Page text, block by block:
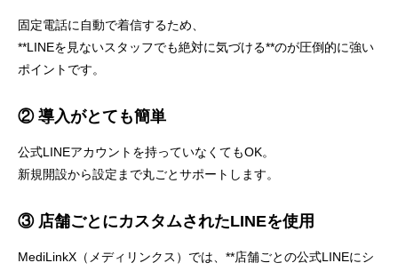
固定電話に自動で着信するため、
**LINEを見ないスタッフでも絶対に気づける**のが圧倒的に強い
ポイントです。
② 導入がとても簡単
公式LINEアカウントを持っていなくてもOK。
新規開設から設定まで丸ごとサポートします。
③ 店舗ごとにカスタムされたLINEを使用
MediLinkX（メディリンクス）では、**店舗ごとの公式LINEにシ